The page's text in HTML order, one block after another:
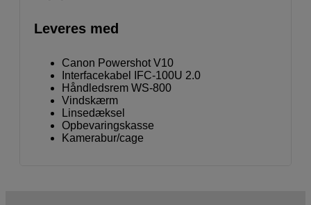
Leveres med
Canon Powershot V10
Interfacekabel IFC-100U 2.0
Håndledsrem WS-800
Vindskærm
Linsedæksel
Opbevaringskasse
Kamerabur/cage